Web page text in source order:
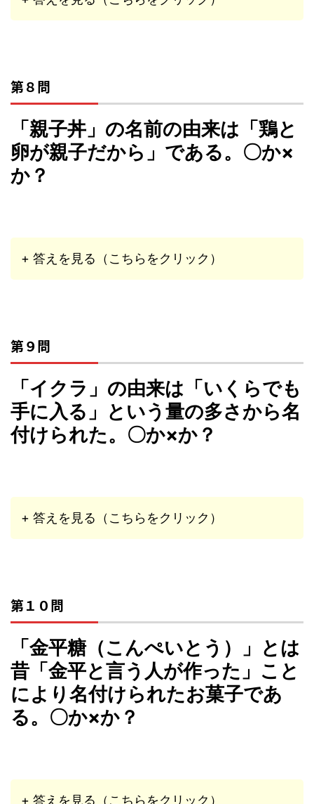
第８問
「親子丼」の名前の由来は「鶏と
卵が親子だから」である。〇か×
か？
+ 答えを見る（こちらをクリック）
第９問
「イクラ」の由来は「いくらでも
手に入る」という量の多さから名
付けられた。〇か×か？
+ 答えを見る（こちらをクリック）
第１０問
「金平糖（こんぺいとう）」とは
昔「金平と言う人が作った」こと
により名付けられたお菓子であ
る。〇か×か？
+ 答えを見る（こちらをクリック）